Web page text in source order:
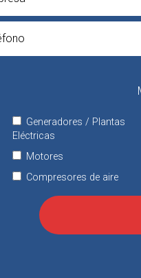
Generadores / Plantas
Eléctricas
Motores
Compresores de aire